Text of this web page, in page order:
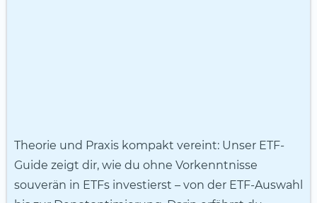
Theorie und Praxis kompakt vereint: Unser ETF-
Guide zeigt dir, wie du ohne Vorkenntnisse
souverän in ETFs investierst – von der ETF-Auswahl